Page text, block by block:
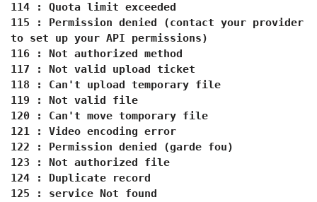
114 : Quota limit exceeded
115 : Permission denied (contact your provider
to set up your API permissions)
116 : Not authorized method
117 : Not valid upload ticket
118 : Can't upload temporary file
119 : Not valid file
120 : Can't move tomporary file
121 : Video encoding error
122 : Permission denied (garde fou)
123 : Not authorized file
124 : Duplicate record
125 : service Not found